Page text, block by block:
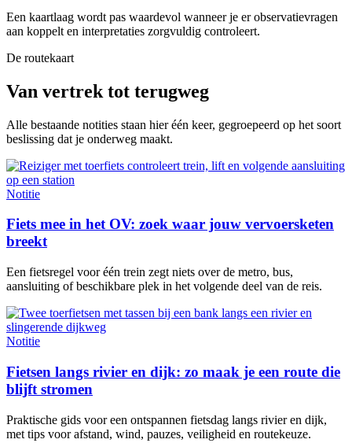
Een kaartlaag wordt pas waardevol wanneer je er observatievragen
aan koppelt en interpretaties zorgvuldig controleert.
De routekaart
Van vertrek tot terugweg
Alle bestaande notities staan hier één keer, gegroepeerd op het soort
beslissing dat je onderweg maakt.
Notitie
Fiets mee in het OV: zoek waar jouw vervoersketen
breekt
Een fietsregel voor één trein zegt niets over de metro, bus,
aansluiting of beschikbare plek in het volgende deel van de reis.
Notitie
Fietsen langs rivier en dijk: zo maak je een route die
blijft stromen
Praktische gids voor een ontspannen fietsdag langs rivier en dijk,
met tips voor afstand, wind, pauzes, veiligheid en routekeuze.